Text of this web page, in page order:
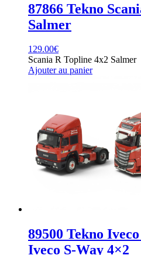
87866 Tekno
Salmer
129.00€
Scania R Topline 4x2 Salmer
Ajouter au panier
89500 Tekno
Iveco S-Way 4×2